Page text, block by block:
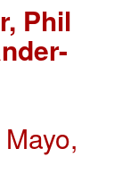
Phil